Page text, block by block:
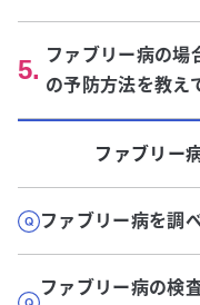
5. ファブリー病の場
の予防方法を教え
ファブリー
ファブリー病を調
ファブリー病の検